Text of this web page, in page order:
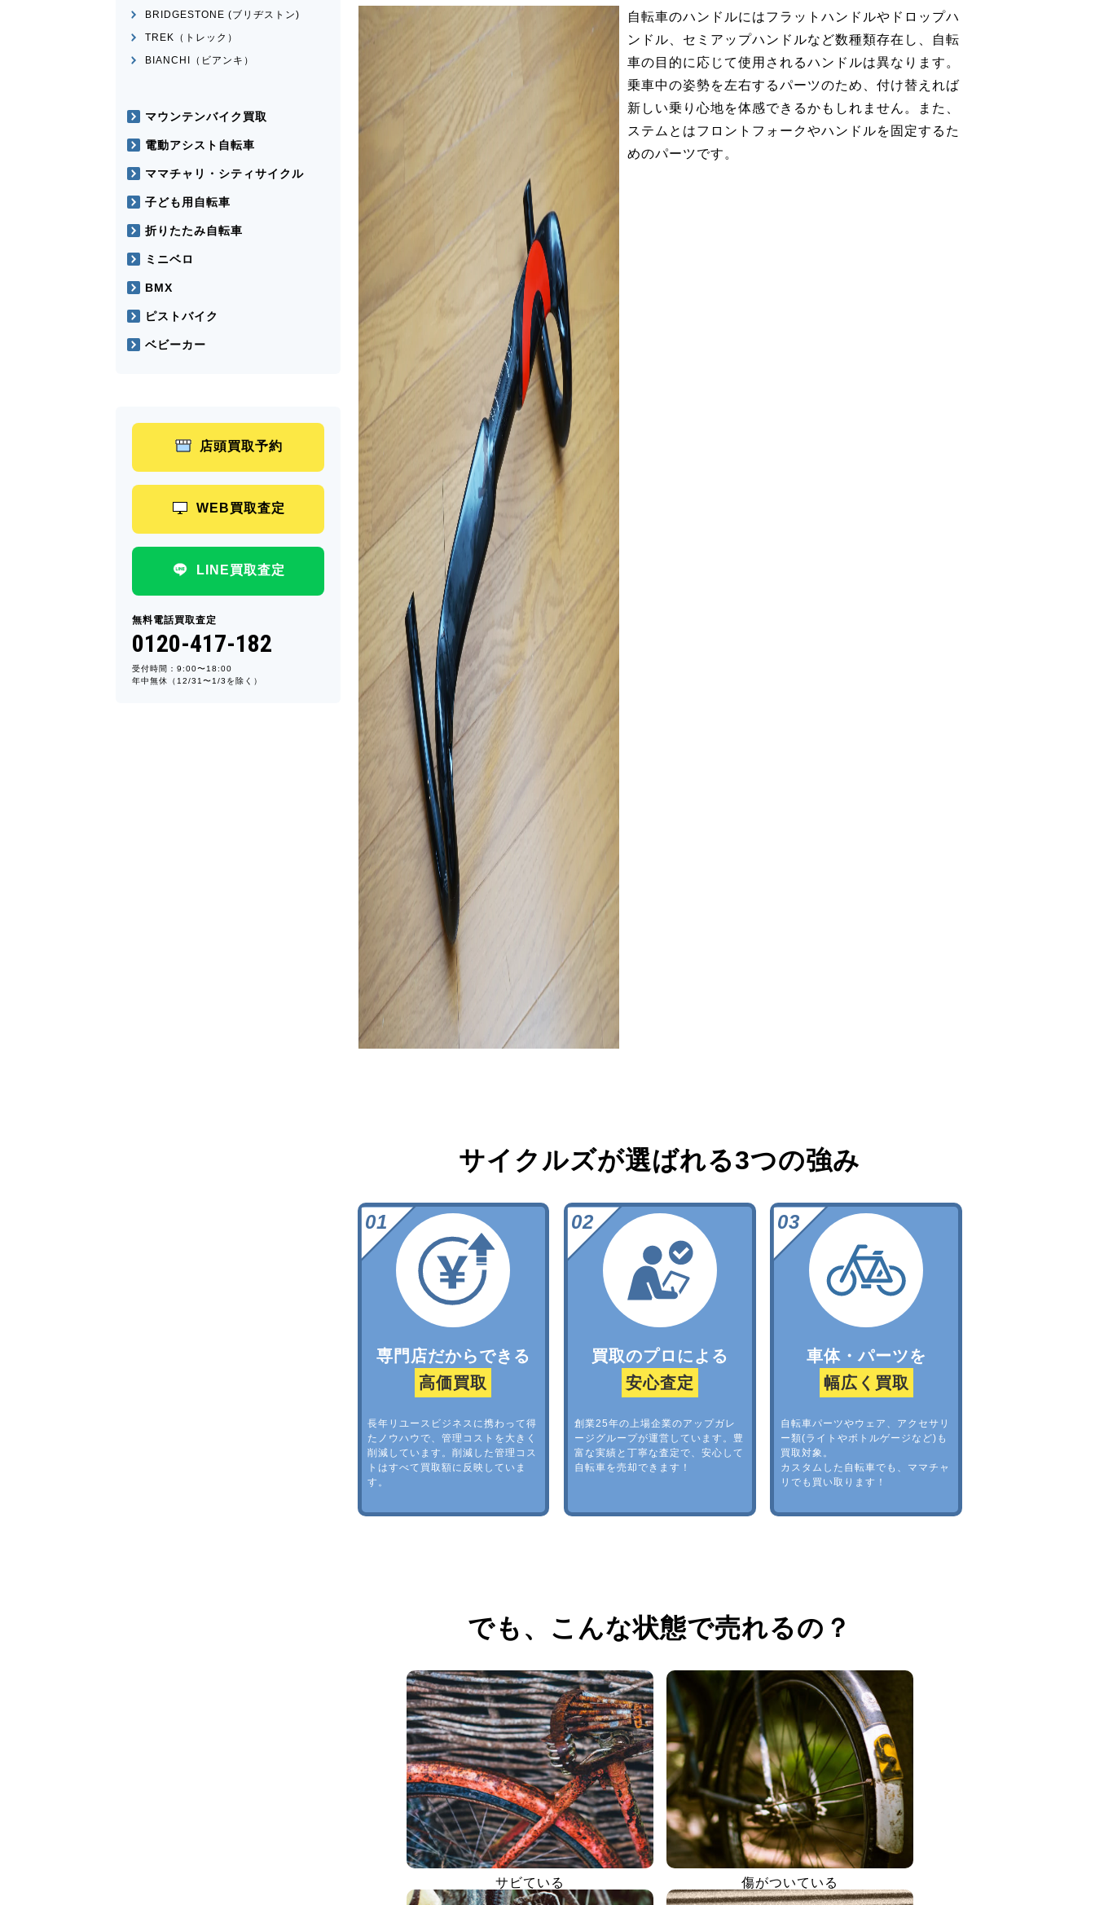
自転車のハンドルにはフラットハンドルやドロップハ
ンドル、セミアップハンドルなど数種類存在し、自転
車の目的に応じて使用されるハンドルは異なります。
乗車中の姿勢を左右するパーツのため、付け替えれば
新しい乗り心地を体感できるかもしれません。また、
ステムとはフロントフォークやハンドルを固定するた
めのパーツです。
サイクルズが選ばれる3つの強み
専門店だからできる
高価買取
長年リユースビジネスに携わって得
たノウハウで、管理コストを大きく
削減しています。削減した管理コス
トはすべて買取額に反映していま
す。
買取のプロによる
安心査定
創業25年の上場企業のアップガレ
ージグループが運営しています。豊
富な実績と丁寧な査定で、安心して
自転車を売却できます！
車体・パーツを
幅広く買取
自転車パーツやウェア、アクセサリ
ー類(ライトやボトルゲージなど)も
買取対象。
カスタムした自転車でも、ママチャ
リでも買い取ります！
でも、 こんな状態で売れるの？
サビている 傷がついている
BRIDGESTONE (ブリヂストン)
TREK（トレック）
BIANCHI（ビアンキ）
マウンテンバイク買取
電動アシスト自転車
ママチャリ・シティサイクル
子ども用自転車
折りたたみ自転車
ミニベロ
BMX
ピストバイク
ベビーカー
店頭買取予約
WEB買取査定
LINE買取査定
無料電話買取査定
0120-417-182
受付時間：9:00〜18:00
年中無休（12/31〜1/3を除く）